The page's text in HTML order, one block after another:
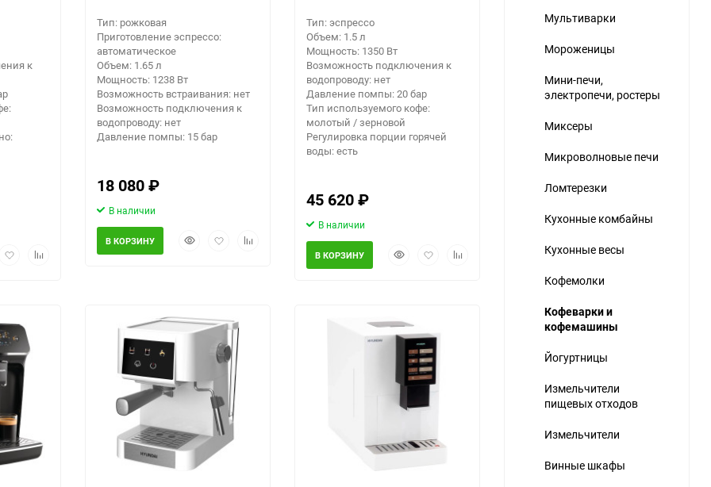
к
ДобавитьДобавить
Тип: рожковая
Приготовление эспрессо:
автоматическое
Объем: 1.65 л
Мощность: 1238 Вт
Возможность встраивания: нет
Возможность подключения к
водопроводу: нет
Давление помпы: 15 бар
18 080₽
В наличии
БыстрыйДобавитьДобавить
В КОРЗИНУ
Тип: эспрессо
Объем: 1.5 л
Мощность: 1350 Вт
Возможность подключения к
водопроводу: нет
Давление помпы: 20 бар
Тип используемого кофе:
молотый / зерновой
Регулировка порции горячей
воды: есть
45 620₽
В наличии
БыстрыйДобавитьДобавить
В КОРЗИНУ
еще 3 фото
Мультиварки
Мороженицы
Мини-печи,
электропечи, ростеры
Миксеры
Микроволновые печи
Ломтерезки
Кухонные комбайны
Кухонные весы
Кофемолки
Кофеварки и
кофемашины
Йогуртницы
Измельчители
пищевых отходов
Измельчители
Винные шкафы